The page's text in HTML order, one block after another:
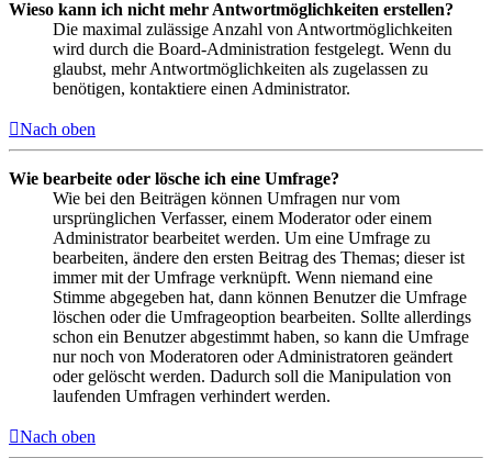
Wieso kann ich nicht mehr Antwortmöglichkeiten erstellen?
Die maximal zulässige Anzahl von Antwortmöglichkeiten
wird durch die Board-Administration festgelegt. Wenn du
glaubst, mehr Antwortmöglichkeiten als zugelassen zu
benötigen, kontaktiere einen Administrator.
Nach oben
Wie bearbeite oder lösche ich eine Umfrage?
Wie bei den Beiträgen können Umfragen nur vom
ursprünglichen Verfasser, einem Moderator oder einem
Administrator bearbeitet werden. Um eine Umfrage zu
bearbeiten, ändere den ersten Beitrag des Themas; dieser ist
immer mit der Umfrage verknüpft. Wenn niemand eine
Stimme abgegeben hat, dann können Benutzer die Umfrage
löschen oder die Umfrageoption bearbeiten. Sollte allerdings
schon ein Benutzer abgestimmt haben, so kann die Umfrage
nur noch von Moderatoren oder Administratoren geändert
oder gelöscht werden. Dadurch soll die Manipulation von
laufenden Umfragen verhindert werden.
Nach oben